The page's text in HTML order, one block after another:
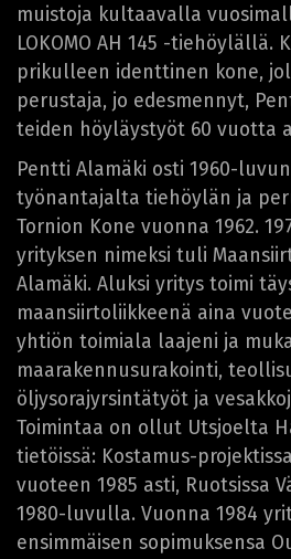
muistoja kultaavalla
LOKOMO AH 145 -tiehöylällä.
prikulleen identtinen kone,
perustaja, jo edesmennyt,
teiden höyläystyöt 60 vuotta
Pentti Alamäki osti 1960-
työnantajalta tiehöylän ja
Tornion Kone vuonna 1962.
yrityksen nimeksi tuli
Alamäki. Aluksi yritys toimi
maansiirtoliikkeenä aina
yhtiön toimiala laajeni ja
maarakennusurakointi,
öljysorajyrsintätyöt ja
Toimintaa on ollut Utsjoelta
tietöissä: Kostamus-
vuoteen 1985 asti, Ruotsissa
1980-luvulla. Vuonna 1984
ensimmäisen sopimuksensa